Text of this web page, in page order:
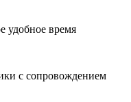
удобное время
с сопровождением